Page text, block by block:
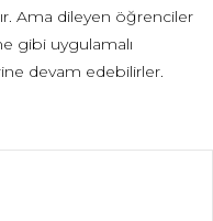
Ama dileyen öğrenciler
gibi uygulamalı
devam edebilirler.